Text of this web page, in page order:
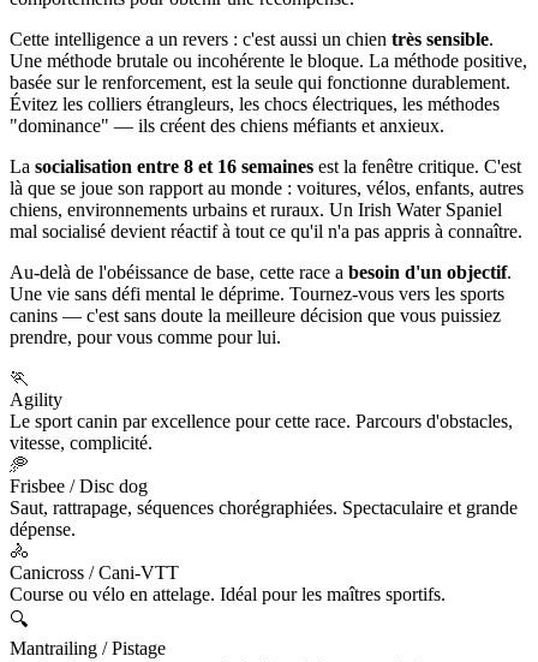
Cette intelligence a un revers : c'est aussi un chien très sensible.
Une méthode brutale ou incohérente le bloque. La méthode positive,
basée sur le renforcement, est la seule qui fonctionne durablement.
Évitez les colliers étrangleurs, les chocs électriques, les méthodes
"dominance" — ils créent des chiens méfiants et anxieux.
La socialisation entre 8 et 16 semaines est la fenêtre critique. C'est
là que se joue son rapport au monde : voitures, vélos, enfants, autres
chiens, environnements urbains et ruraux. Un Irish Water Spaniel
mal socialisé devient réactif à tout ce qu'il n'a pas appris à connaître.
Au-delà de l'obéissance de base, cette race a besoin d'un objectif.
Une vie sans défi mental le déprime. Tournez-vous vers les sports
canins — c'est sans doute la meilleure décision que vous puissiez
prendre, pour vous comme pour lui.
🏃
Agility
Le sport canin par excellence pour cette race. Parcours d'obstacles,
vitesse, complicité.
🥏
Frisbee / Disc dog
Saut, rattrapage, séquences chorégraphiées. Spectaculaire et grande
dépense.
🚴
Canicross / Cani-VTT
Course ou vélo en attelage. Idéal pour les maîtres sportifs.
🔍
Mantrailing / Pistage